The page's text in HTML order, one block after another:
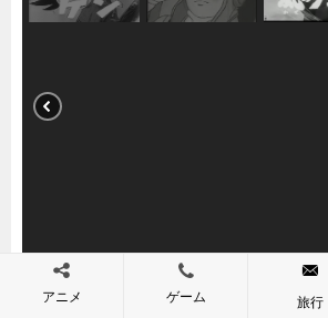
アニメ ゲーム 旅行